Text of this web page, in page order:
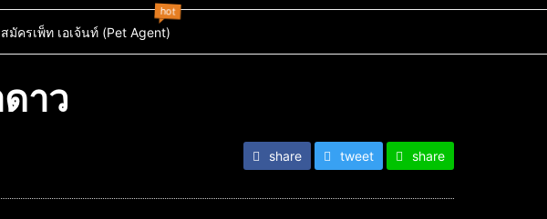
สมัครเพ็ท เอเจ้นท์ (Pet Agent)
hot
าว
share tweet share